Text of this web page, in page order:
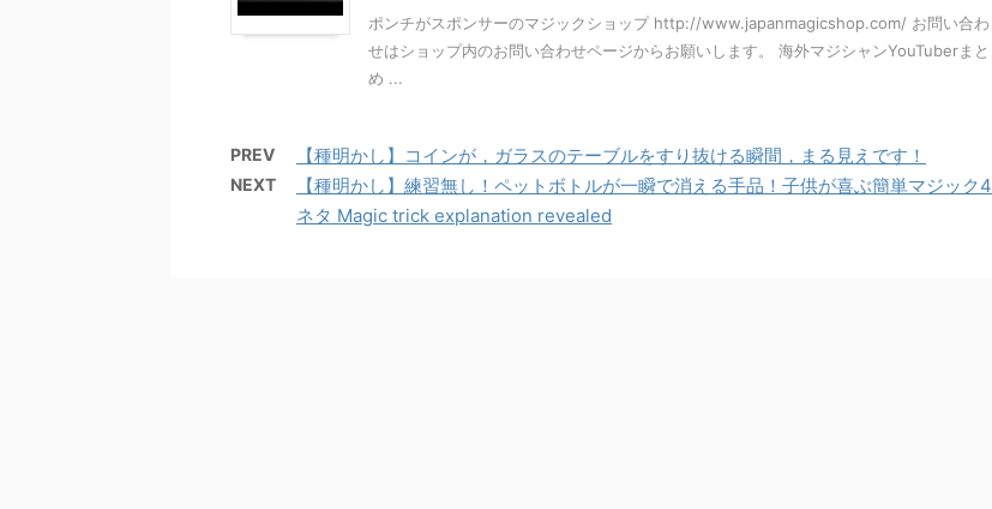
ポンチがスポンサーのマジックショップ http://www.japanmagicshop.com/ お問い合わ
せはショップ内のお問い合わせページからお願いします。 海外マジシャンYouTuberまと
め ...
PREV 【種明かし】コインが，ガラスのテーブルをすり抜ける瞬間，まる見えです！
NEXT
【種明かし】練習無し！ペットボトルが一瞬で消える手品！子供が喜ぶ簡単マジック4
ネタ Magic trick explanation revealed